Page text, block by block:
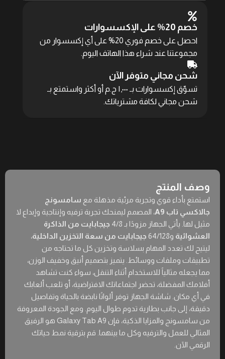
خصم 20% على الإكسسوارات
احصل على خصم فوري 20% على أي إكسسوار من
مجموعتنا عند شراء هذا الهاتف اليوم.
شحن مجاني متوفر الآن
تسوّق إكسسوارات بـ ١,٠٠٠ ج.م أو أكثر واستمتع بـ
شحن مجاني لكافة مشترياتك.
وصف المنتج
استمتع بأداء قوي وتجربة مرئية مذهلة مع سامسونج
جالاكسي تاب A9
، المصمم ليمنحك تجربة ترفيه وإنتاجية وإبداع لا
مثيل لها. يأتي الجهاز مزودًا بـ 4/8
جيجابايت من الذاكرة
العشوائية و64/128 جيجابايت من سعة التخزين الداخلية،
ليتيح لك تعدد المهام بسلاسة وتخزين كل ما تحتاجه من
تطبيقات وملفات ووسائط. يتميز بتصميم أنيق وخفيف الوزن،
مما يجعله مثالياً للاستخدام أثناء التنقل، سواء كنت تشاهد
أفلامك المفضلة، تحضر اجتماعاتك الافتراضية، أو تلعب ألعابك
في أي مكان. شاشة الجهاز توفر ألوانًا نابضة بالحياة وتفاصيل
دقيقة، إلى جانب بطارية تدوم طوال اليوم. ومع الجودة المعروفة
من سامسونج والمزايا الذكية، فإن Galaxy Tab A9 هو الرفيق
المثالي للعمل والترفيه وكل ما بينهما. قم بترقية نمط حياتك
الرقمي الآن.